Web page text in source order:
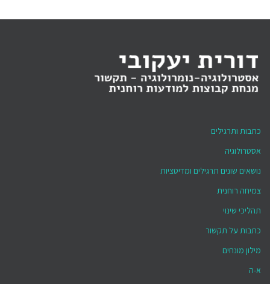
כתבות ותרגילים
אסטרולוגיה
נושאים שונים תרגילים ומדיטציות
צמיחה רוחנית
תהליכי שינוי
כתבות על תקשור
מילון מונחים
א-ה